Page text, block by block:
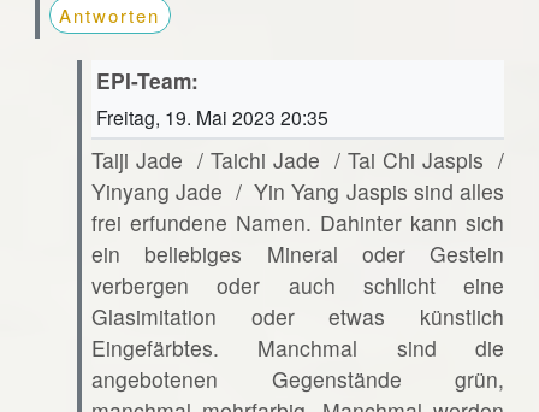
Antworten
EPI-Team:
Freitag, 19. Mai 2023 20:35
Taiji Jade / Taichi Jade / Tai Chi Jaspis /
Yinyang Jade / Yin Yang Jaspis sind alles
frei erfundene Namen. Dahinter kann sich
ein beliebiges Mineral oder Gestein
verbergen oder auch schlicht eine
Glasimitation oder etwas künstlich
Eingefärbtes. Manchmal sind die
angebotenen Gegenstände grün,